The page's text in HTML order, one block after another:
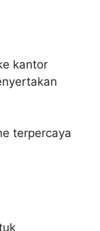
kantor
terpercaya